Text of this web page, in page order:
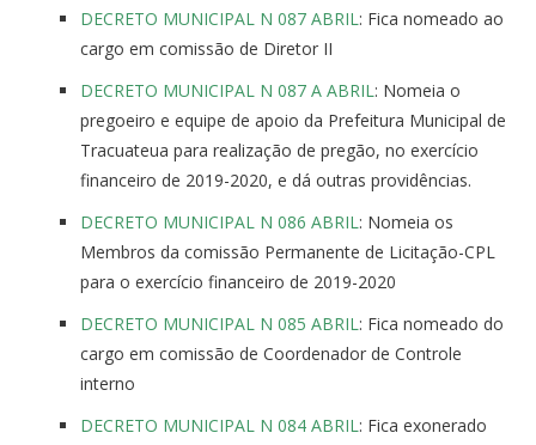
DECRETO MUNICIPAL N 087 ABRIL: Fica nomeado ao
cargo em comissão de Diretor II
DECRETO MUNICIPAL N 087 A ABRIL: Nomeia o
pregoeiro e equipe de apoio da Prefeitura Municipal de
Tracuateua para realização de pregão, no exercício
financeiro de 2019-2020, e dá outras providências.
DECRETO MUNICIPAL N 086 ABRIL: Nomeia os
Membros da comissão Permanente de Licitação-CPL
para o exercício financeiro de 2019-2020
DECRETO MUNICIPAL N 085 ABRIL: Fica nomeado do
cargo em comissão de Coordenador de Controle
interno
DECRETO MUNICIPAL N 084 ABRIL: Fica exonerado